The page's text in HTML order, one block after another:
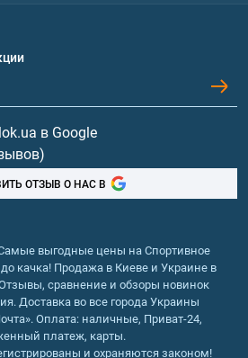
в Google
ОТЗЫВ О НАС В
выгодные цены на Спортивное
качка! Продажа в Киеве и Украине в
сравнение и обзоры новинок
Доставка во все города Украины
Оплата: наличные, Приват-24,
платеж, карты.
и охраняются законом!